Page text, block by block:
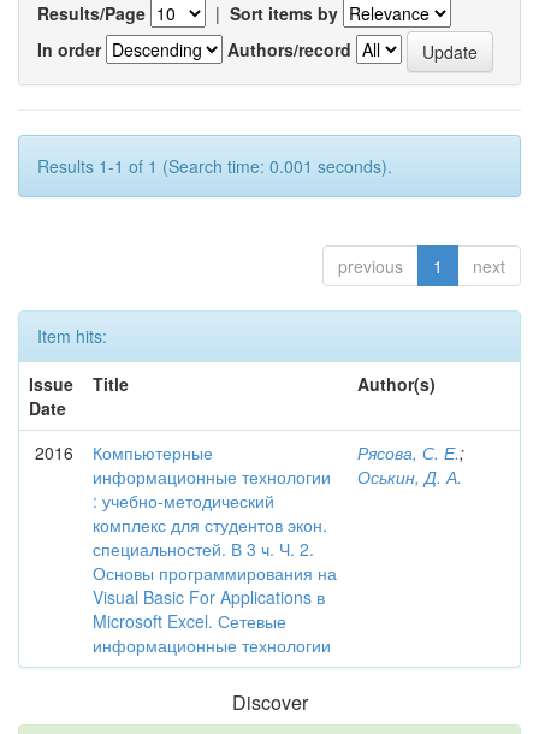
Results/Page | Sort items by
In order
Authors/record
Results 1-1 of 1 (Search time: 0.001 seconds).
previous 1 next
Item hits:
Issue
Date
Title Author(s)
2016
Компьютерные
информационные технологии
: учебно-методический
комплекс для студентов экон.
специальностей. В 3 ч. Ч. 2.
Основы программирования на
Visual Basic For Applications в
Microsoft Excel. Сетевые
информационные технологии
Рясова, С. Е.;
Оськин, Д. А.
Discover